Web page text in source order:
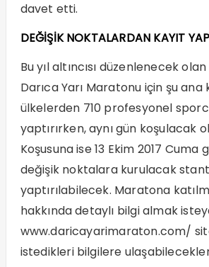
davet etti.
DEĞİŞİK NOKTALARDAN KAYIT
Bu yıl altıncısı düzenlenecek
Darıca Yarı Maratonu için şu
ülkelerden 710 profesyonel
yaptırırken, aynı gün koşulacak
Koşusuna ise 13 Ekim 2017 Cuma
değişik noktalara kurulacak
yaptırılabilecek. Maratona
hakkında detaylı bilgi almak
www.daricayarimaraton.com/
istedikleri bilgilere